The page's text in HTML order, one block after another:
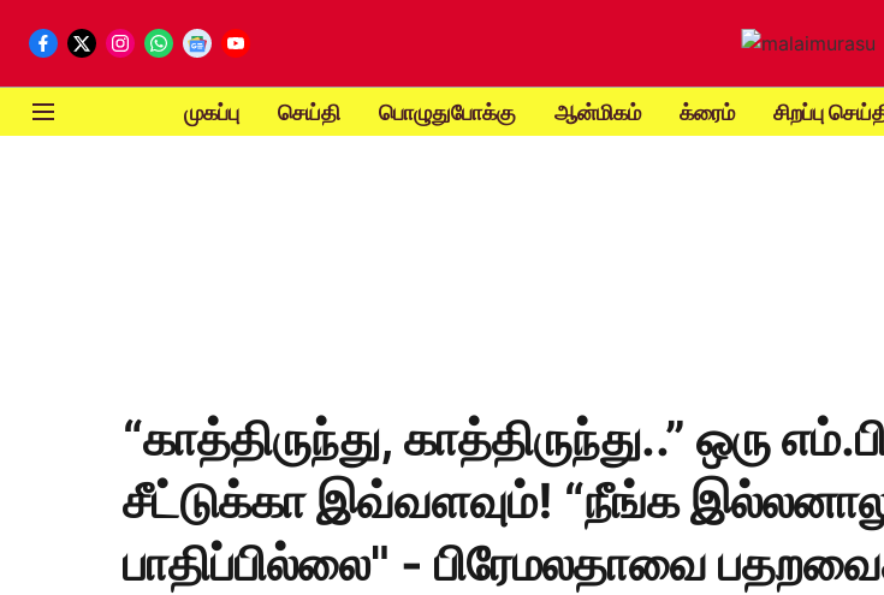
முகப்பு செய்தி பொழுதுபோக்கு ஆன்மிகம் க்ரைம் சிறப்பு
“காத்திருந்து, காத்திருந்து..” ஒரு
சீட்டுக்கா இவ்வளவும்! “நீங்க
பாதிப்பில்லை" - பிரேமலதாவை